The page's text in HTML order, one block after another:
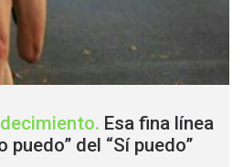
. Esa fina línea
puedo” del “Sí puedo”